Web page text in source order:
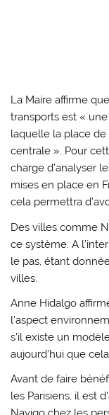
La Maire affirme
transports est «
laquelle la place de
centrale ». Pour
charge d’analyser
mises en place en
cela permettra
Des villes comme
ce système. A
le pas, étant
villes.
Anne Hidalgo
l’aspect
s’il existe un
aujourd’hui que
Avant de faire
les Parisiens, il est